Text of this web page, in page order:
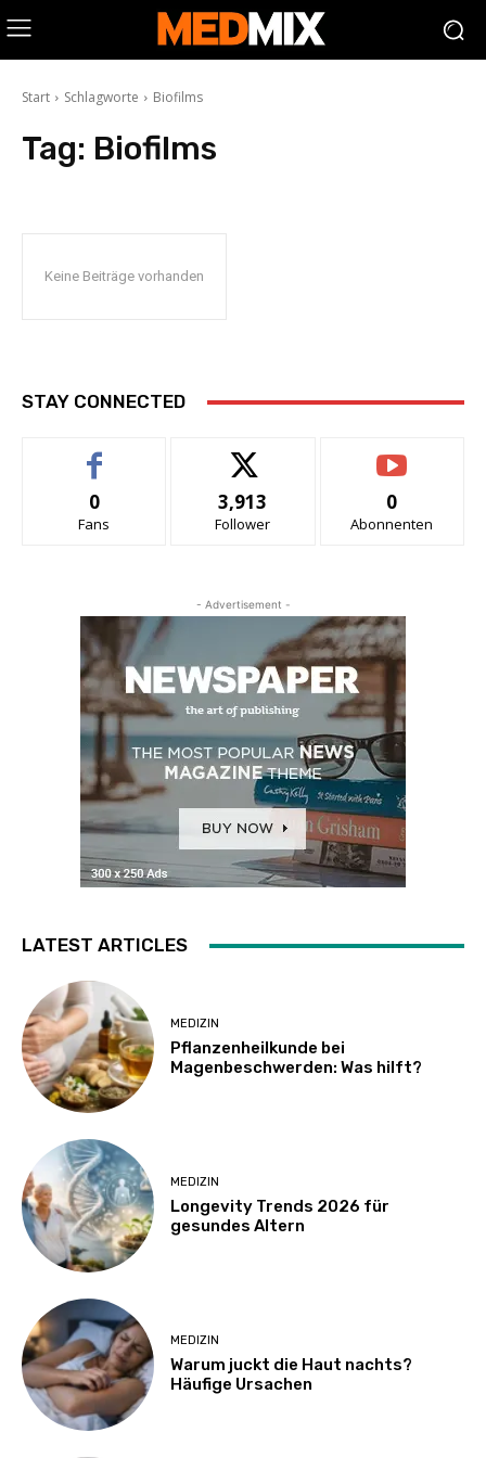
Start Schlagworte Biofilms
Tag: Biofilms
Keine Beiträge vorhanden
STAY CONNECTED
0
Fans
3,913
Follower
0
Abonnenten
- Advertisement -
LATEST ARTICLES
MEDIZIN
Pflanzenheilkunde bei
Magenbeschwerden: Was hilft?
MEDIZIN
Longevity Trends 2026 für
gesundes Altern
MEDIZIN
Warum juckt die Haut nachts?
Häufige Ursachen